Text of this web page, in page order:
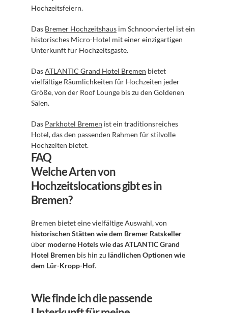
Hochzeitsfeiern.
Das Bremer Hochzeitshaus im Schnoorviertel ist ein
historisches Micro-Hotel mit einer einzigartigen
Unterkunft für Hochzeitsgäste.
Das ATLANTIC Grand Hotel Bremen bietet
vielfältige Räumlichkeiten für Hochzeiten jeder
Größe, von der Roof Lounge bis zu den Goldenen
Sälen.
Das Parkhotel Bremen ist ein traditionsreiches
Hotel, das den passenden Rahmen für stilvolle
Hochzeiten bietet.
FAQ
Welche Arten von
Hochzeitslocations gibt es in
Bremen?
historischen Stätten wie dem Bremer Ratskeller
über moderne Hotels wie das ATLANTIC Grand
Hotel Bremen bis hin zu ländlichen Optionen wie
dem Lür-Kropp-Hof.
Wie finde ich die passende